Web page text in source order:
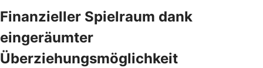
Finanzieller Spielraum dank
eingeräumter
Überziehungsmöglichkeit